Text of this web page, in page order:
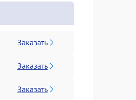
Заказать
Заказать
Заказать